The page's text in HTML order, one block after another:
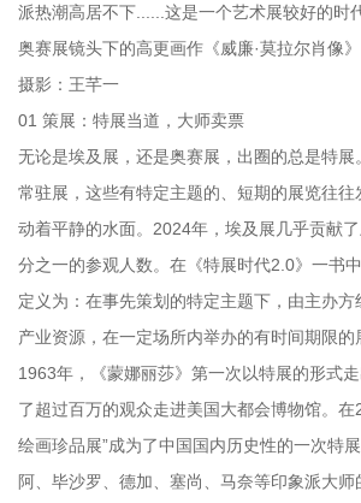
派热潮高居不下......这是一个艺术展较好的时
奥赛展镜头下的高更画作《威廉·莫拉尔肖像》
摄影：王芊一
01 策展：特展当道，大师卖票
无论是埃及展，还是奥赛展，出圈的总是特展
常驻展，这些有特定主题的、短期的展览往往
动着平静的水面。2024年，埃及展几乎贡献
分之一的参观人数。在《特展时代2.0》一书
定义为：在事先策划的特定主题下，由主办
产业资源，在一定场所内举办的有时间期限的
1963年，《蒙娜丽莎》第一次以特展的形式走
了超过百万的观众走进美国大都会博物馆。在
绘画珍品展”成为了中国国内历史性的一次特
阿、毕沙罗、德加、塞尚、马奈等印象派大